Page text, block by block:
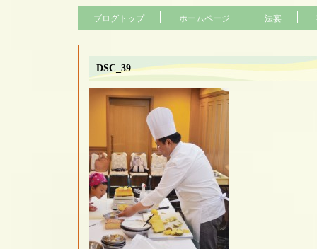
ブログトップ ホームページ 法宴
DSC_39